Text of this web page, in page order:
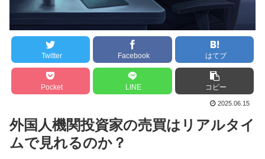
Twitter Facebook はてブ
Pocket LINE コピー
2025.06.15
外国人機関投資家の売買はリアルタイ
ムで見れるのか？